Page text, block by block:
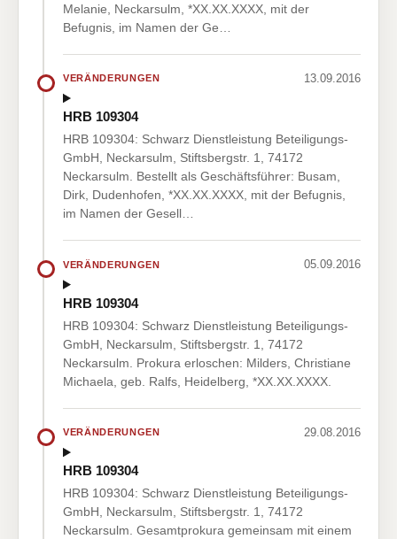
Melanie, Neckarsulm, *XX.XX.XXXX, mit der
Befugnis, im Namen der Ge…
VERÄNDERUNGEN 13.09.2016
HRB 109304
HRB 109304: Schwarz Dienstleistung Beteiligungs-
GmbH, Neckarsulm, Stiftsbergstr. 1, 74172
Neckarsulm. Bestellt als Geschäftsführer: Busam,
Dirk, Dudenhofen, *XX.XX.XXXX, mit der Befugnis,
im Namen der Gesell…
VERÄNDERUNGEN 05.09.2016
HRB 109304
HRB 109304: Schwarz Dienstleistung Beteiligungs-
GmbH, Neckarsulm, Stiftsbergstr. 1, 74172
Neckarsulm. Prokura erloschen: Milders, Christiane
Michaela, geb. Ralfs, Heidelberg, *XX.XX.XXXX.
VERÄNDERUNGEN 29.08.2016
HRB 109304
HRB 109304: Schwarz Dienstleistung Beteiligungs-
GmbH, Neckarsulm, Stiftsbergstr. 1, 74172
Neckarsulm. Gesamtprokura gemeinsam mit einem